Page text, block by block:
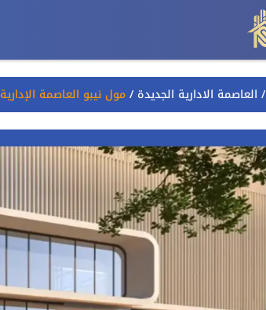
/ العاصمة الادارية الجديدة /مول نيبو العاصمة الإدارية